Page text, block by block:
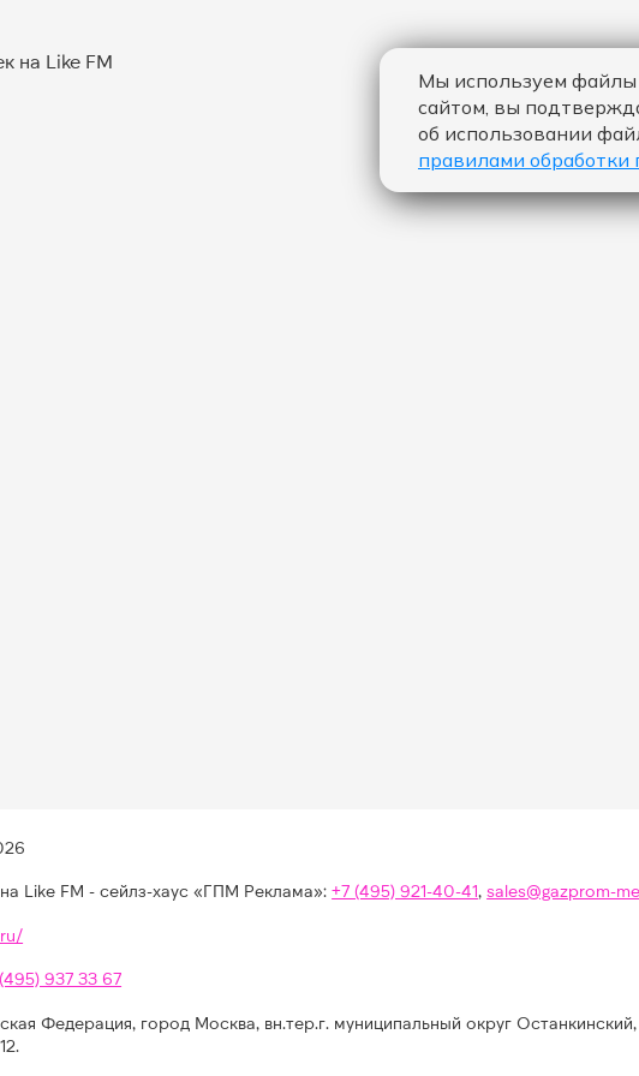
на Like FM - сейлз-хаус «ГПМ Реклама»:+7 (495) 921-40-41,sales@gazprom-
937 33 67
Федерация, город Москва, вн.тер.г. муниципальный округ Останкинский,
Мы используем файлы
сайтом, вы
об использовании
правилами